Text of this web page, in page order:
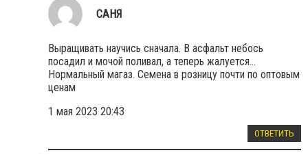
САНЯ
Выращивать научись сначала. В асфальт небось
посадил и мочой поливал, а теперь жалуется…
Нормальный магаз. Семена в розницу почти по оптовым
ценам
1 мая 2023 20:43
ОТВЕТИТЬ